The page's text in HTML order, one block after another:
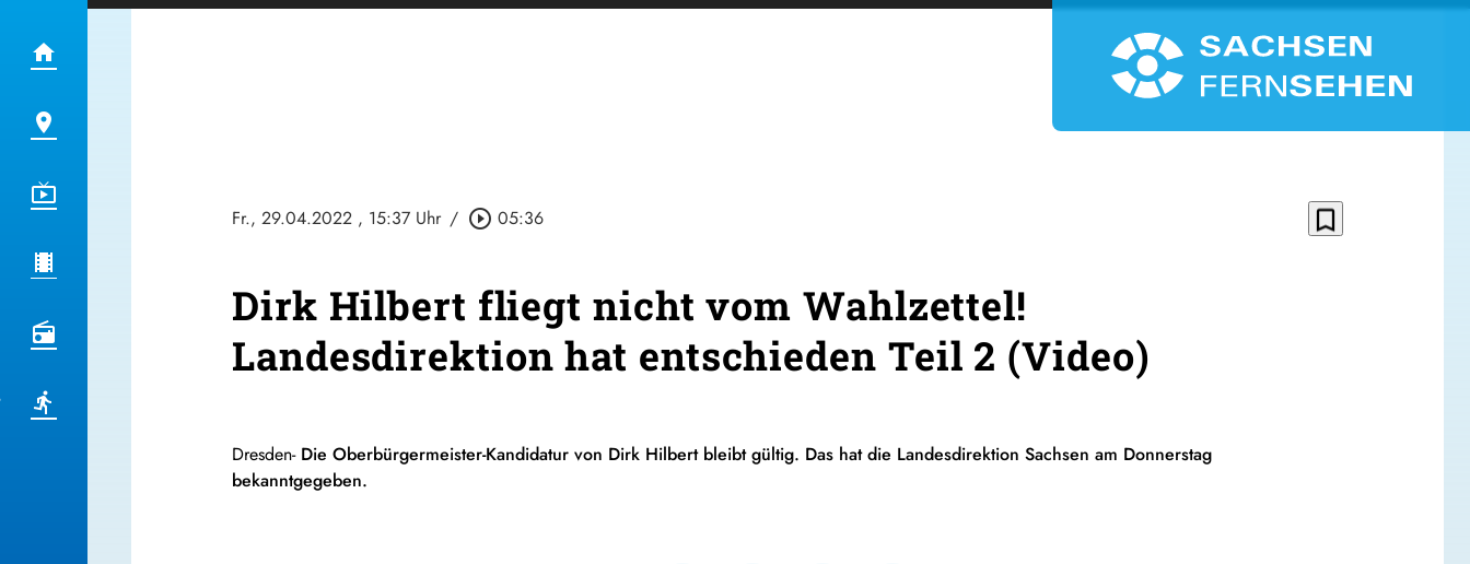
Fr., 29.04.2022 , 15:37 Uhr / play_circle_outline 05:36 bookmark_border
Dirk Hilbert fliegt nicht vom Wahlzettel!
Landesdirektion hat entschieden Teil 2 (Video)
Dresden- Die Oberbürgermeister-Kandidatur von Dirk Hilbert bleibt gültig. Das hat die Landesdirektion Sachsen am Donnerstag
bekanntgegeben.